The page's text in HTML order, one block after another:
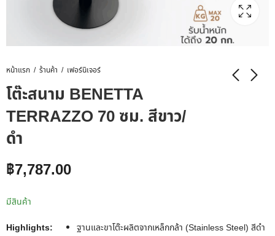
หน้าแรก ร้านค้า เฟอร์นิเจอร์
โต๊ะสนาม BENETTA
TERRAZZO 70 ซม. สีขาว/
ดำ
฿7,787.00
มีสินค้า
Highlights:
ฐานและขาโต๊ะผลิตจากเหล็กกล้า (Stainless Steel) สีดำ